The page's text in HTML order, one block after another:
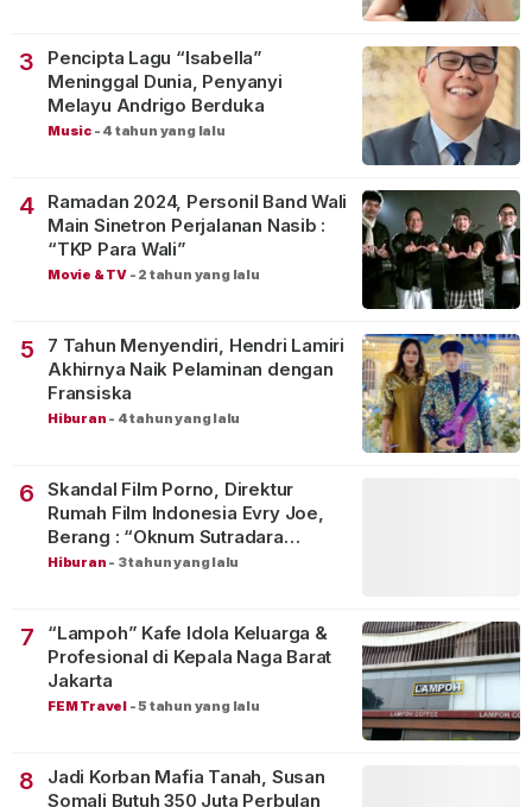
3
Pencipta Lagu “Isabella”
Meninggal Dunia, Penyanyi
Melayu Andrigo Berduka
Music - 4 tahun yang lalu
4
Ramadan 2024, Personil Band Wali
Main Sinetron Perjalanan Nasib :
“TKP Para Wali”
Movie & TV - 2 tahun yang lalu
5
7 Tahun Menyendiri, Hendri Lamiri
Akhirnya Naik Pelaminan dengan
Fransiska
Hiburan - 4 tahun yang lalu
6
Skandal Film Porno, Direktur
Rumah Film Indonesia Evry Joe,
Berang : “Oknum Sutradara
Merusak Perfilman Indonesia”!
Hiburan - 3 tahun yang lalu
7
“Lampoh” Kafe Idola Keluarga &
Profesional di Kepala Naga Barat
Jakarta
FEM Travel -5 tahun yang lalu
8
Jadi Korban Mafia Tanah, Susan
Somali Butuh 350 Juta Perbulan